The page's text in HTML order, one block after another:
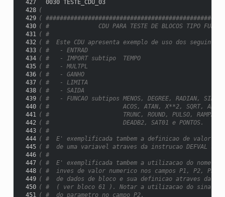
427
  0030 TESTE_CDU_03
428 (
429 (
430 ( #              CDU PARA TESTE DE BLOCOS TIPO
431
( #
432 ( #  Este CDU apresenta exemplo de uso dos
433 ( #   - ENTRAD
434 ( #   - IMPORT subtipo  TEMPO
435 ( #   - MULTPL
436 ( #   - GANHO
437 ( #   - LIMITA
438 ( #   - SAIDA
439 ( #   - FUNCAO subtipos MENOS, DEGREE, RADIAN, SIN,
440 ( #                     ACOS, ATAN, X**2, SQRT, ABS,
441
( #                     TRUNC, ROUND, PULSO, RAMPA,
442 ( #                     DEADB2, SAT01 e
443 ( #
444 ( #  E' exemplificada tambem a definicao de valor
445 ( #  de uma variavel atraves da instrucao DEFVAL
446 ( #
447 ( #  E' exemplificada tambem a utilizacao do nome
448 ( #  inves de valor numerico nos campos P1, P2, P3
449 ( #  de dados de bloco e sua definicao atraves da
450 ( #  ( ver bloco 61 ). Notar a utilizacao do sinal "-"
451
( #  do parametro no campo P2.